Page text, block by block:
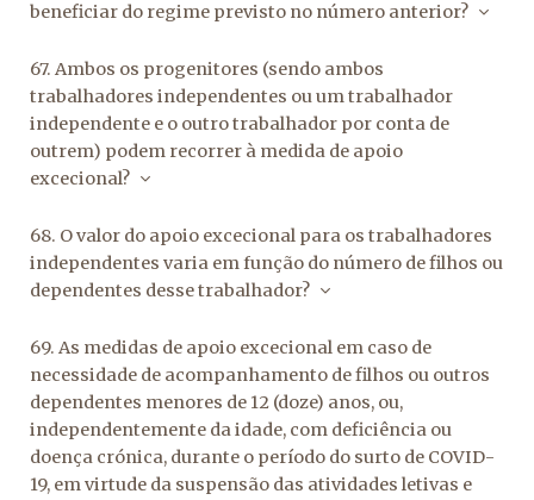
beneficiar do regime previsto no número anterior?
67. Ambos os progenitores (sendo ambos
trabalhadores independentes ou um trabalhador
independente e o outro trabalhador por conta de
outrem) podem recorrer à medida de apoio
excecional?
68. O valor do apoio excecional para os trabalhadores
independentes varia em função do número de filhos ou
dependentes desse trabalhador?
69. As medidas de apoio excecional em caso de
necessidade de acompanhamento de filhos ou outros
dependentes menores de 12 (doze) anos, ou,
independentemente da idade, com deficiência ou
doença crónica, durante o período do surto de COVID-
19, em virtude da suspensão das atividades letivas e